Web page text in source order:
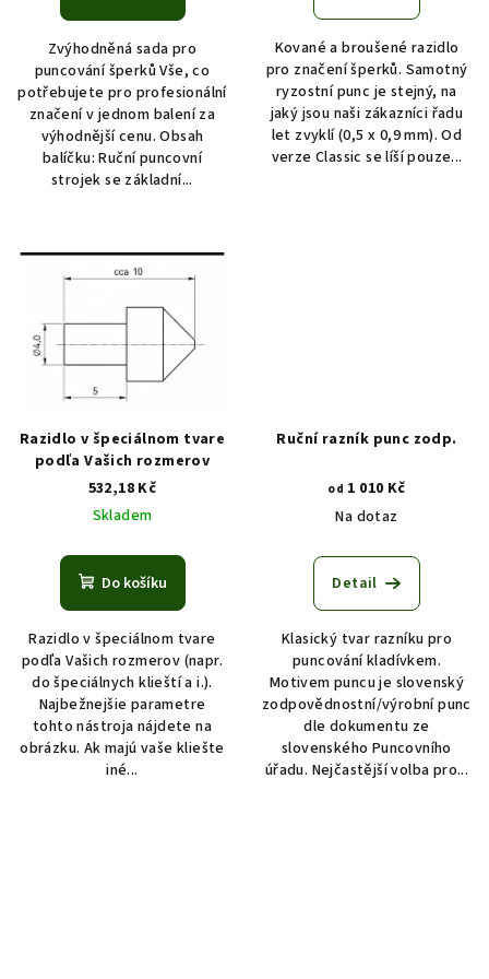
Zvýhodněná sada pro
puncování šperků Vše, co
potřebujete pro profesionální
značení v jednom balení za
výhodnější cenu. Obsah
balíčku: Ruční puncovní
strojek se základní...
Kované a broušené razidlo
pro značení šperků. Samotný
ryzostní punc je stejný, na
jaký jsou naši zákazníci řadu
let zvyklí (0,5 x 0,9 mm). Od
verze Classic se líší pouze...
Razidlo v špeciálnom tvare
podľa Vašich rozmerov
532,18 Kč
Skladem
Do košíku
Razidlo v špeciálnom tvare
podľa Vašich rozmerov (napr.
do špeciálnych klieští a i.).
Najbežnejšie parametre
tohto nástroja nájdete na
obrázku. Ak majú vaše kliešte
iné...
Ruční razník punc zodp.
od 1 010 Kč
Na dotaz
Detail
Klasický tvar razníku pro
puncování kladívkem.
Motivem puncu je slovenský
zodpovědnostní/výrobní punc
dle dokumentu ze
slovenského Puncovního
úřadu. Nejčastější volba pro...